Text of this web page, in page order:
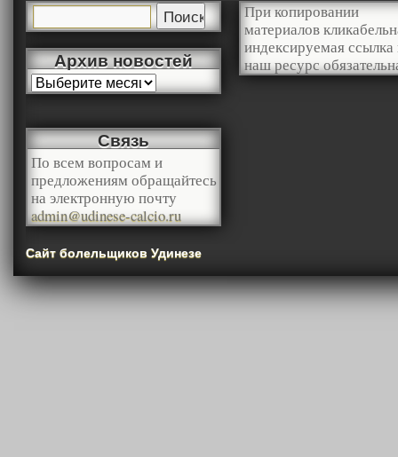
Архив новостей
При копировании
материалов
индексируемая ссылка
наш ресурс
Связь
По всем вопросам и
предложениям обращайтесь
на электронную почту
admin@udinese-calcio.ru
Сайт болельщиков Удинезе